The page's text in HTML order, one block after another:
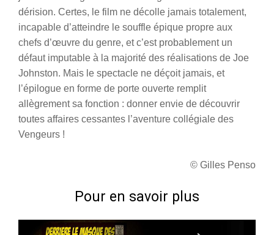
dérision. Certes, le film ne décolle jamais totalement,
incapable d’atteindre le souffle épique propre aux
chefs d’œuvre du genre, et c’est probablement un
défaut imputable à la majorité des réalisations de Joe
Johnston. Mais le spectacle ne déçoit jamais, et
l’épilogue en forme de porte ouverte remplit
allègrement sa fonction : donner envie de découvrir
toutes affaires cessantes l’aventure collégiale des
Vengeurs !
© Gilles Penso
Pour en savoir plus